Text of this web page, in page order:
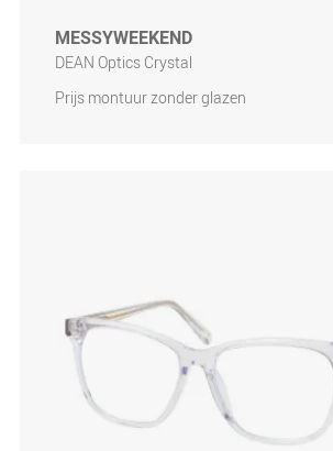
MESSYWEEKEND
DEAN Optics Crystal
Prijs montuur zonder glazen